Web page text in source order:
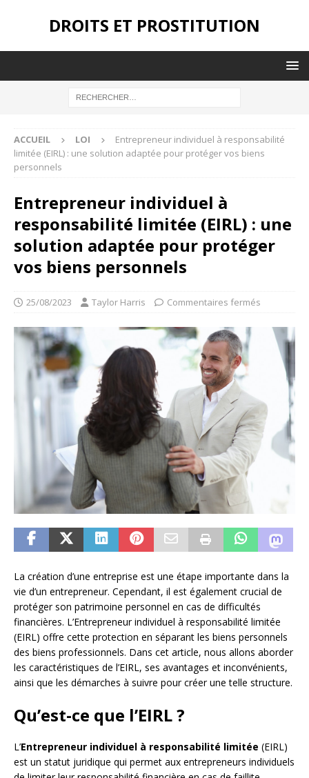
DROITS ET PROSTITUTION
ACCUEIL LOI
Entrepreneur individuel à responsabilité
limitée (EIRL) : une solution adaptée pour protéger vos biens
personnels
Entrepreneur individuel à
responsabilité limitée (EIRL) : une
solution adaptée pour protéger
vos biens personnels
25/08/2023 Taylor Harris Commentaires fermés
La création d’une entreprise est une étape importante dans la
vie d’un entrepreneur. Cependant, il est également crucial de
protéger son patrimoine personnel en cas de difficultés
financières. L’Entrepreneur individuel à responsabilité limitée
(EIRL) offre cette protection en séparant les biens personnels
des biens professionnels. Dans cet article, nous allons aborder
les caractéristiques de l’EIRL, ses avantages et inconvénients,
ainsi que les démarches à suivre pour créer une telle structure.
Qu’est-ce que l’EIRL ?
L’Entrepreneur individuel à responsabilité limitée (EIRL)
est un statut juridique qui permet aux entrepreneurs individuels